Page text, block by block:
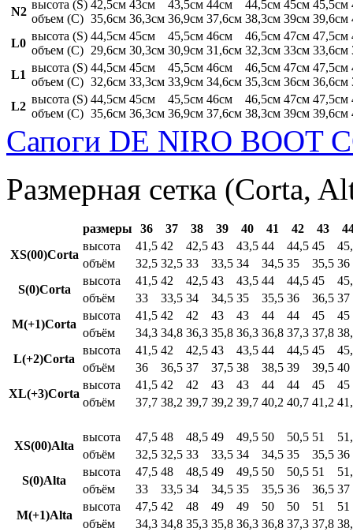
N2
высота (S)
объем (C)
42,5см
35,6см
43см
36,3см
43,5см
36,9см
44см
37,6см
44,5см
38,3см
45см
39см
45,5см
39,6см
L0
высота (S)
объем (C)
44,5см
29,6см
45см
30,3см
45,5см
30,9см
46см
31,6см
46,5см
32,3см
47см
33см
47,5см
33,6см
L1
высота (S)
объем (C)
44,5см
32,6см
45см
33,3см
45,5см
33,9см
46см
34,6см
46,5см
35,3см
47см
36см
47,5см
36,6см
L2
высота (S)
объем (C)
44,5см
35,6см
45см
36,3см
45,5см
36,9см
46см
37,6см
46,5см
38,3см
47см
39см
47,5см
39,6см
Сапоги DE NIRO BOOT
Размерная сетка (Corta,
размеры 36 37 38 39 40 41 42 43
XS(00)Corta
высота 41,5 42 42,5 43 43,5 44 44,5 45
объём
32,5 32,5 33 33,5 34 34,5 35 35,5 36
S(0)Corta
высота 41,5 42 42,5 43 43,5 44 44,5 45
объём
33 33,5 34 34,5 35 35,5 36 36,5 37
M(+1)Corta
высота 41,5 42 42 43 43 44 44 45
45
объём
34,3 34,8 36,3 35,8 36,3 36,8 37,3 37,8
L(+2)Corta
высота 41,5 42 42,5 43 43,5 44 44,5 45
объём
36 36,5 37 37,5 38 38,5 39 39,5 40
XL(+3)Corta
высота 41,5 42 42 43 43 44 44 45
45
объём
37,7 38,2 39,7 39,2 39,7 40,2 40,7 41,2
XS(00)Alta
высота 47,5 48 48,5 49 49,5 50 50,5 51
объём
32,5 32,5 33 33,5 34 34,5 35 35,5 36
S(0)Alta
высота 47,5 48 48,5 49 49,5 50 50,5 51
объём
33 33,5 34 34,5 35 35,5 36 36,5 37
M(+1)Alta
высота 47,5 42 48 49 49 50 50 51
51
объём
34,3 34,8 35,3 35,8 36,3 36,8 37,3 37,8